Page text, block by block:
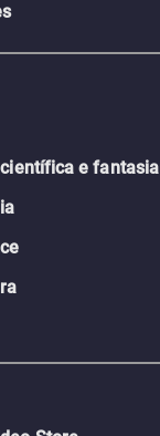
e fantasia